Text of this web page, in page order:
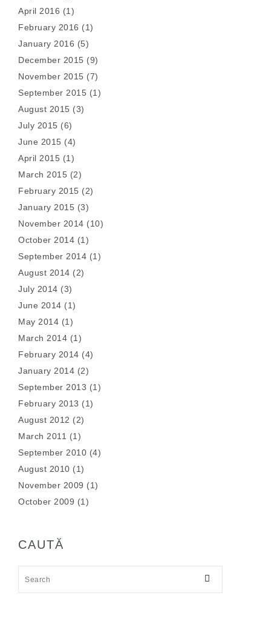
April 2016 (1)
February 2016 (1)
January 2016 (5)
December 2015 (9)
November 2015 (7)
September 2015 (1)
August 2015 (3)
July 2015 (6)
June 2015 (4)
April 2015 (1)
March 2015 (2)
February 2015 (2)
January 2015 (3)
November 2014 (10)
October 2014 (1)
September 2014 (1)
August 2014 (2)
July 2014 (3)
June 2014 (1)
May 2014 (1)
March 2014 (1)
February 2014 (4)
January 2014 (2)
September 2013 (1)
February 2013 (1)
August 2012 (2)
March 2011 (1)
September 2010 (4)
August 2010 (1)
November 2009 (1)
October 2009 (1)
CAUTĂ